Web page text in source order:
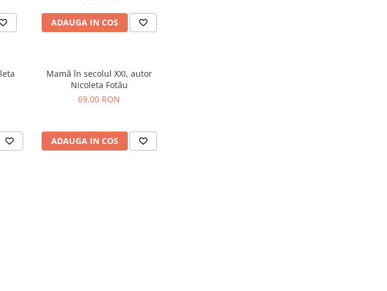
ADAUGA IN COS
Mamă în secolul XXI, autor
Nicoleta Fotău
69,00 RON
ADAUGA IN COS